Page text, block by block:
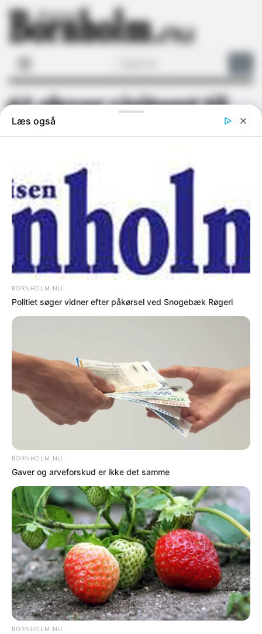
61 elever visiteret til
specialtilbud
undervisningstilbud
Onsdag 3-6-26 - 07:46
RØNNE – I alt 61 bornholmske elever er i
år visiteret til vidtgående
specialundervisning.
Det viser årets hovedvisitation, som blev
gennemført i marts. Derudover har seks
elever fået bevilget støtte til ophold på
specialefterskole.
DEL Print